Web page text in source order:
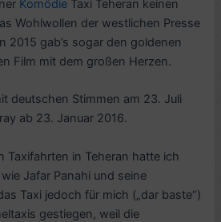
Komödie Taxi Teheran keinen
Wohlwollen der westlichen Presse
2015 gab’s sogar den goldenen
Film mit dem großen Herzen.
deutschen Stimmen am 23. Juli
ab 23. Januar 2016.
Taxifahrten in Teheran hatte ich
Jafar Panahi und seine
Taxi jedoch für mich („dar baste“)
gestiegen, weil die